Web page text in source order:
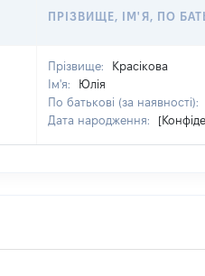
ПРІЗВИЩЕ, ІМ'Я, ПО
Прізвище:
Красікова
Ім'я:
Юлія
По батькові (за наявності):
Дата народження: